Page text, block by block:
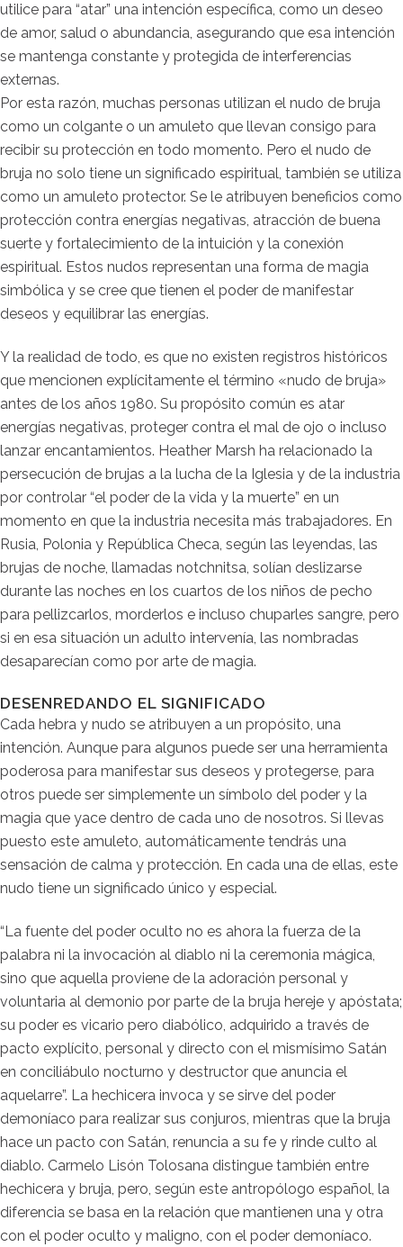
utilice para “atar” una intención específica, como un deseo
de amor, salud o abundancia, asegurando que esa intención
se mantenga constante y protegida de interferencias
externas.
Por esta razón, muchas personas utilizan el nudo de bruja
como un colgante o un amuleto que llevan consigo para
recibir su protección en todo momento. Pero el nudo de
bruja no solo tiene un significado espiritual, también se utiliza
como un amuleto protector. Se le atribuyen beneficios como
protección contra energías negativas, atracción de buena
suerte y fortalecimiento de la intuición y la conexión
espiritual. Estos nudos representan una forma de magia
simbólica y se cree que tienen el poder de manifestar
deseos y equilibrar las energías.
Y la realidad de todo, es que no existen registros históricos
que mencionen explícitamente el término «nudo de bruja»
antes de los años 1980. Su propósito común es atar
energías negativas, proteger contra el mal de ojo o incluso
lanzar encantamientos. Heather Marsh ha relacionado la
persecución de brujas a la lucha de la Iglesia y de la industria
por controlar “el poder de la vida y la muerte” en un
momento en que la industria necesita más trabajadores. En
Rusia, Polonia y República Checa, según las leyendas, las
brujas de noche, llamadas notchnitsa, solían deslizarse
durante las noches en los cuartos de los niños de pecho
para pellizcarlos, morderlos e incluso chuparles sangre, pero
si en esa situación un adulto intervenía, las nombradas
desaparecían como por arte de magia.
DESENREDANDO EL SIGNIFICADO
Cada hebra y nudo se atribuyen a un propósito, una
intención. Aunque para algunos puede ser una herramienta
poderosa para manifestar sus deseos y protegerse, para
otros puede ser simplemente un símbolo del poder y la
magia que yace dentro de cada uno de nosotros. Si llevas
puesto este amuleto, automáticamente tendrás una
sensación de calma y protección. En cada una de ellas, este
nudo tiene un significado único y especial.
“La fuente del poder oculto no es ahora la fuerza de la
palabra ni la invocación al diablo ni la ceremonia mágica,
sino que aquella proviene de la adoración personal y
voluntaria al demonio por parte de la bruja hereje y apóstata;
su poder es vicario pero diabólico, adquirido a través de
pacto explícito, personal y directo con el mismísimo Satán
en conciliábulo nocturno y destructor que anuncia el
aquelarre”. La hechicera invoca y se sirve del poder
demoníaco para realizar sus conjuros, mientras que la bruja
hace un pacto con Satán, renuncia a su fe y rinde culto al
diablo. Carmelo Lisón Tolosana distingue también entre
hechicera y bruja, pero, según este antropólogo español, la
diferencia se basa en la relación que mantienen una y otra
con el poder oculto y maligno, con el poder demoníaco.